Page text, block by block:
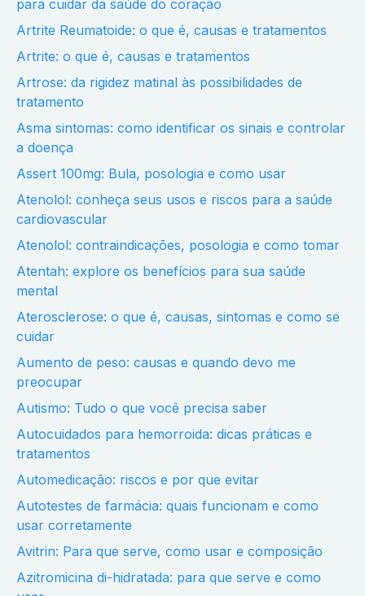
para cuidar da saúde do coração
Artrite Reumatoide: o que é, causas e tratamentos
Artrite: o que é, causas e tratamentos
Artrose: da rigidez matinal às possibilidades de
tratamento
Asma sintomas: como identificar os sinais e controlar
a doença
Assert 100mg: Bula, posologia e como usar
Atenolol: conheça seus usos e riscos para a saúde
cardiovascular
Atenolol: contraindicações, posologia e como tomar
Atentah: explore os benefícios para sua saúde
mental
Aterosclerose: o que é, causas, sintomas e como se
cuidar
Aumento de peso: causas e quando devo me
preocupar
Autismo: Tudo o que você precisa saber
Autocuidados para hemorroida: dicas práticas e
tratamentos
Automedicação: riscos e por que evitar
Autotestes de farmácia: quais funcionam e como
usar corretamente
Avitrin: Para que serve, como usar e composição
Azitromicina di-hidratada: para que serve e como